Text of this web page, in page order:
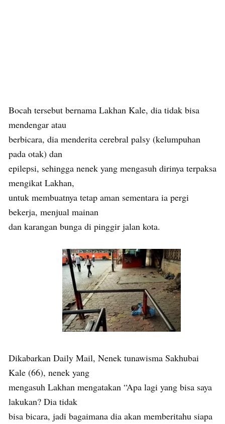
Bocah tersebut bernama Lakhan Kale, dia tidak bisa
mendengar atau
berbicara, dia menderita cerebral palsy (kelumpuhan
pada otak) dan
epilepsi, sehingga nenek yang mengasuh dirinya terpaksa
mengikat Lakhan,
untuk membuatnya tetap aman sementara ia pergi
bekerja, menjual mainan
dan karangan bunga di pinggir jalan kota.
Dikabarkan Daily Mail, Nenek tunawisma Sakhubai
Kale (66), nenek yang
mengasuh Lakhan mengatakan “Apa lagi yang bisa saya
lakukan? Dia tidak
bisa bicara, jadi bagaimana dia akan memberitahu siapa